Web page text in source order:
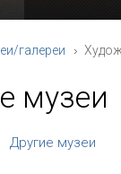
галереи
музеи
Другие музеи